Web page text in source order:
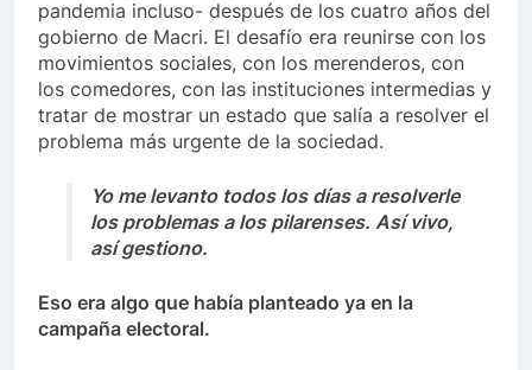
pandemia incluso- después de los cuatro años del
gobierno de Macri. El desafío era reunirse con los
movimientos sociales, con los merenderos, con
los comedores, con las instituciones intermedias y
tratar de mostrar un estado que salía a resolver el
problema más urgente de la sociedad.
Yo me levanto todos los días a resolverle
los problemas a los pilarenses. Así vivo,
así gestiono.
Eso era algo que había planteado ya en la
campaña electoral.